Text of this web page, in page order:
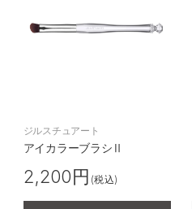
ジルスチュアート
アイカラーブラシⅡ
2,200円 (税込)